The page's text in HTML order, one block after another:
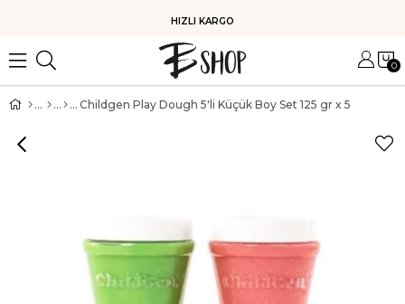
HIZLI KARGO
0
Childgen Play Dough 5'li Küçük Boy Set 125 gr x 5